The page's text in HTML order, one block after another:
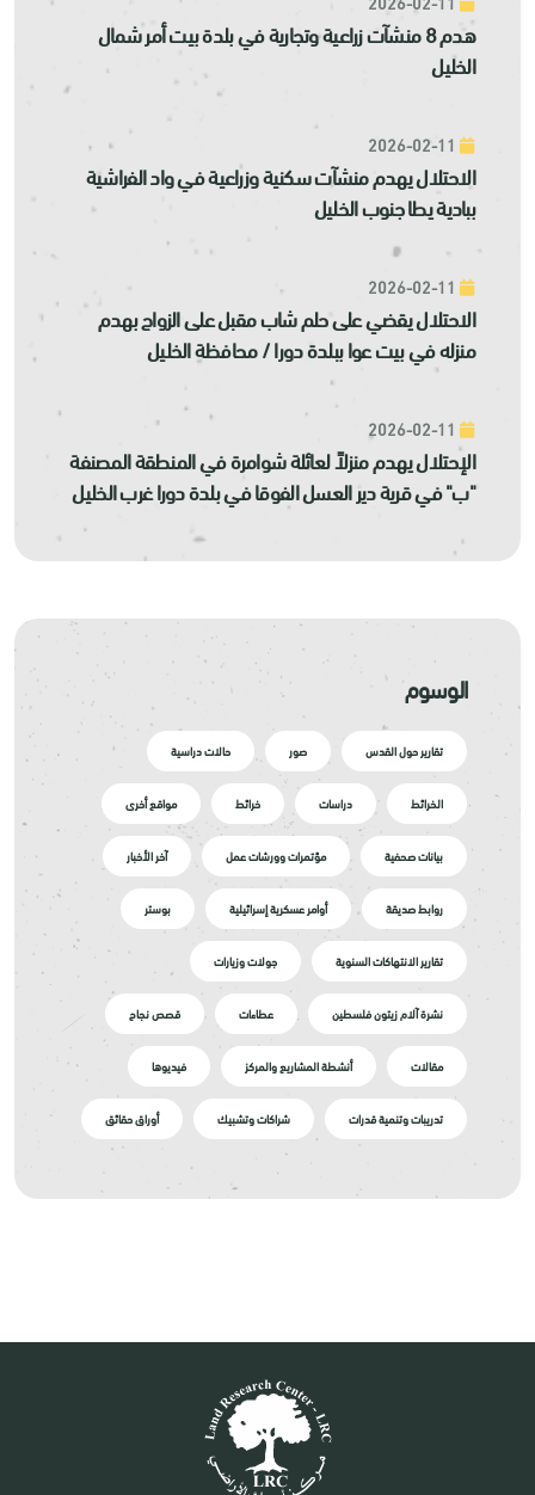
هدم 8 منشآت زراعية وتجارية في بلدة بيت أمر شمال
الخليل
الاحتلال يهدم منشآت سكنية وزراعية في واد الفراشية
ببادية يطا جنوب الخليل
الاحتلال يقضي على حلم شاب مقبل على الزواج بهدم
منزله في بيت عوا ببلدة دورا / محافظة الخليل
الإحتلال يهدم منزلاً لعائلة شوامرة في المنطقة المصنفة
"ب" في قرية دير العسل الفوقا في بلدة دورا غرب الخليل
الوسوم
تقارير حول القدس صور حالات دراسية
الخرائط دراسات خرائط مواقع أخرى
بيانات صحفية مؤتمرات وورشات عمل آخر الأخبار
روابط صديقة أوامر عسكرية إسرائيلية بوستر
تقارير الانتهاكات السنوية جولات وزيارات
نشرة آلام زيتون فلسطين عطاءات قصص نجاح
مقالات أنشطة المشاريع والمركز فيديوها
تدريبات وتنمية قدرات شراكات وتشبيك أوراق حقائق